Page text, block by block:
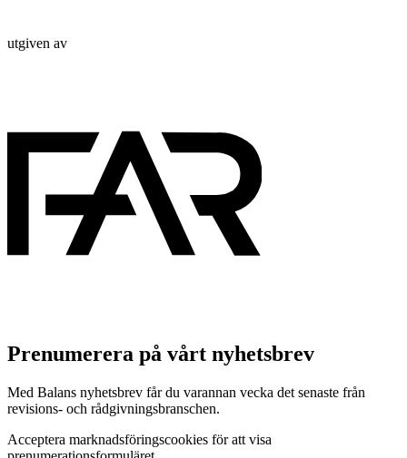
utgiven av
Prenumerera på vårt nyhetsbrev
Med Balans nyhetsbrev får du varannan vecka det senaste från
revisions- och rådgivningsbranschen.
Acceptera marknadsföringscookies för att visa